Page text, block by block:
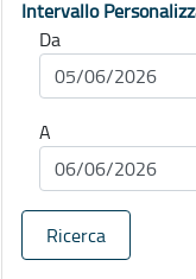
Intervallo
Da
A
Ricerca